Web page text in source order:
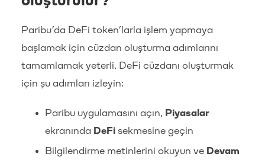
Paribu’da DeFi token’larla işlem yapmaya
başlamak için cüzdan oluşturma adımlarını
tamamlamak yeterli. DeFi cüzdanı oluşturmak
için şu adımları izleyin:
Paribu uygulamasını açın, Piyasalar
ekranında DeFisekmesine geçin
Bilgilendirme metinlerini okuyun ve Devam